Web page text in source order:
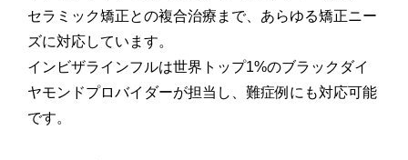
セラミック矯正との複合治療まで、あらゆる矯正ニー
ズに対応しています。
インビザラインフルは世界トップ1%のブラックダイ
ヤモンドプロバイダーが担当し、難症例にも対応可能
です。